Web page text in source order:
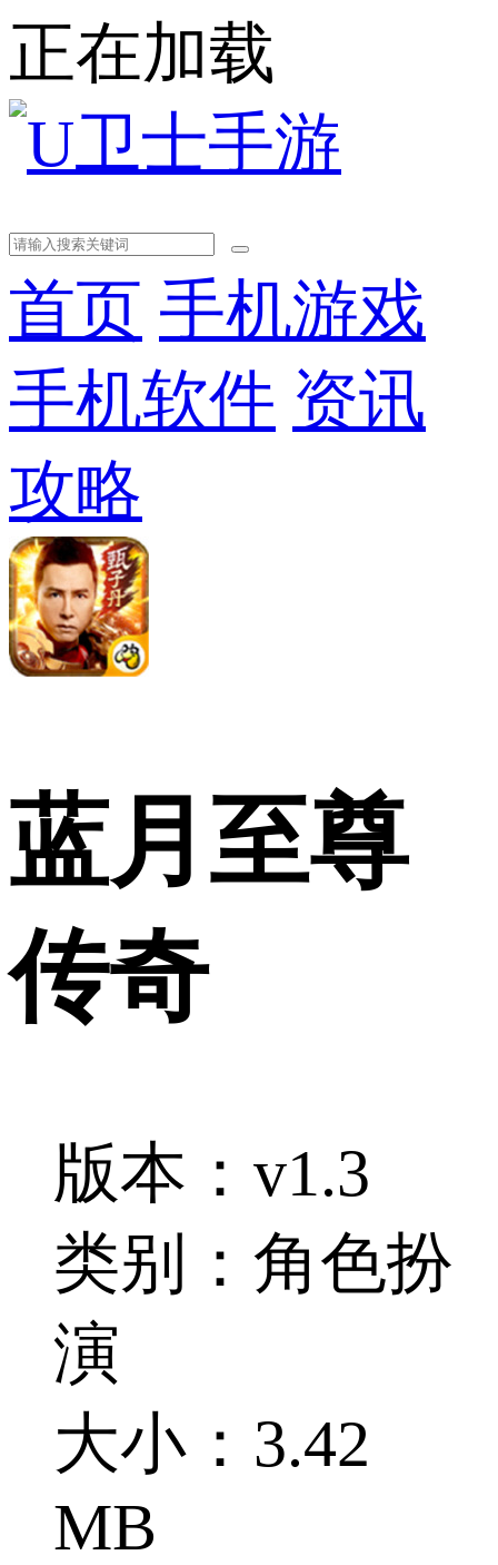
正在加载
首页 手机游戏
手机软件 资讯
攻略
蓝月至尊
传奇
版本：v1.3
类别：角色扮
演
大小：3.42
MB